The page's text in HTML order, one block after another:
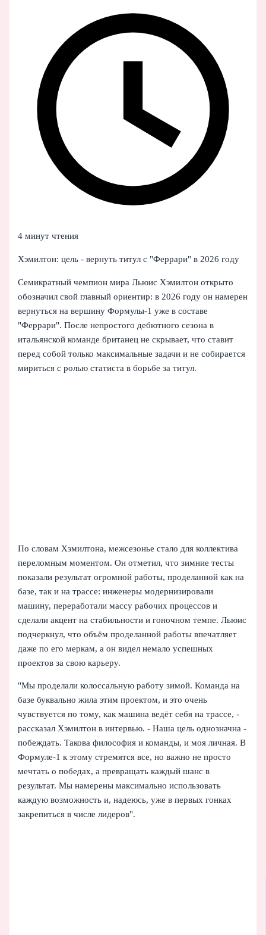
4 минут чтения
Хэмилтон: цель - вернуть титул с "Феррари" в 2026 году
Семикратный чемпион мира Льюис Хэмилтон открыто
обозначил свой главный ориентир: в 2026 году он намерен
вернуться на вершину Формулы‑1 уже в составе
"Феррари". После непростого дебютного сезона в
итальянской команде британец не скрывает, что ставит
перед собой только максимальные задачи и не собирается
мириться с ролью статиста в борьбе за титул.
По словам Хэмилтона, межсезонье стало для коллектива
переломным моментом. Он отметил, что зимние тесты
показали результат огромной работы, проделанной как на
базе, так и на трассе: инженеры модернизировали
машину, переработали массу рабочих процессов и
сделали акцент на стабильности и гоночном темпе. Льюис
подчеркнул, что объём проделанной работы впечатляет
даже по его меркам, а он видел немало успешных
проектов за свою карьеру.
"Мы проделали колоссальную работу зимой. Команда на
базе буквально жила этим проектом, и это очень
чувствуется по тому, как машина ведёт себя на трассе, -
рассказал Хэмилтон в интервью. - Наша цель однозначна -
побеждать. Такова философия и команды, и моя личная. В
Формуле‑1 к этому стремятся все, но важно не просто
мечтать о победах, а превращать каждый шанс в
результат. Мы намерены максимально использовать
каждую возможность и, надеюсь, уже в первых гонках
закрепиться в числе лидеров".